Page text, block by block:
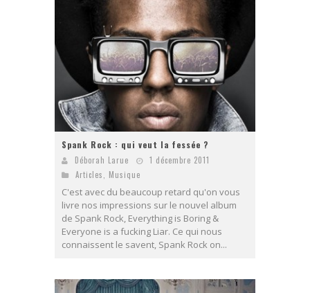
Spank Rock : qui veut la fessée ?
Déborah Larue
1 décembre 2011
Articles
Musique
C'est avec du beaucoup retard qu'on vous
livre nos impressions sur le nouvel album
de Spank Rock, Everything is Boring &
Everyone is a fucking Liar. Ce qui nous
connaissent le savent, Spank Rock on...